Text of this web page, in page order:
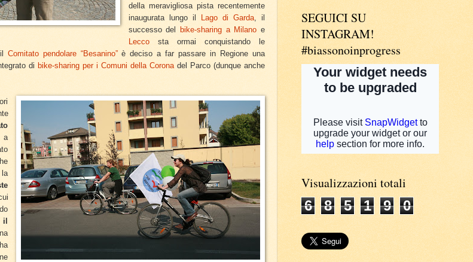
della meravigliosa pista recentemente
inaugurata lungo il Lago di Garda, il
successo del bike-sharing a Milano e
Leccosta ormai conquistando le
Comitato pendolare “Besanino”è deciso a far passare in Regione una
di bike-sharing per i Comuni della Corona del Parco (dunque anche
a
il
SEGUICI SU
INSTAGRAM!
#biassonoinprogress
Visualizzazioni totali
6
8 5 1 9 0